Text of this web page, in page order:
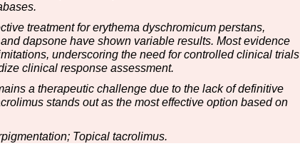
treatment for erythema dyschromicum perstans,
dapsone have shown variable results. Most evidence
underscoring the need for controlled clinical trials
clinical response assessment.
a therapeutic challenge due to the lack of definitive
stands out as the most effective option based on
Topical tacrolimus.